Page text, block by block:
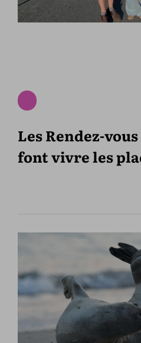
Les Rendez-
font vivre les